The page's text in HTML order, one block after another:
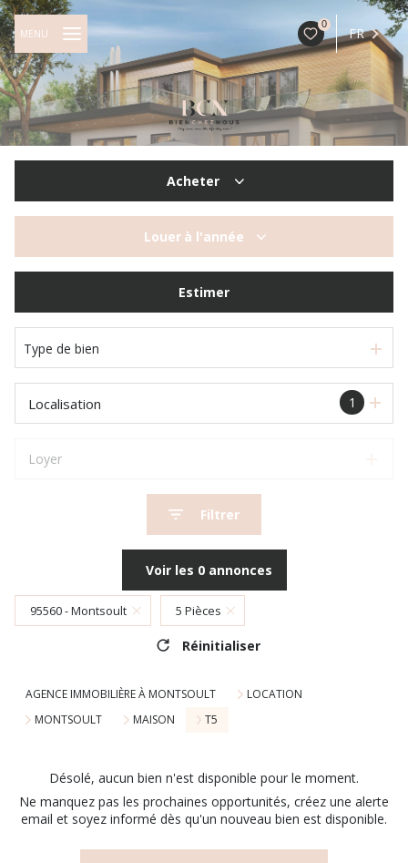
0
FR
MENU
Acheter
Louer à l'année
Estimer
Type de bien
1
Localisation
Loyer
Filtrer
Voir les 0annonces
95560 - Montsoult 5 Pièces
Réinitialiser
AGENCE IMMOBILIÈRE À MONTSOULT
LOCATION
MONTSOULT
MAISON T5
Désolé, aucun bien n'est disponible pour le moment.
Ne manquez pas les prochaines opportunités, créez une alerte
email et soyez informé dès qu'un nouveau bien est disponible.